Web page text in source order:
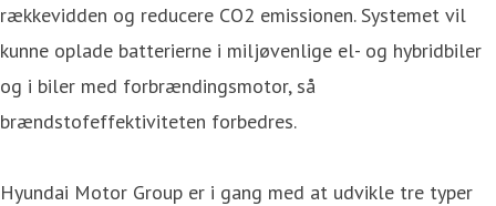
rækkevidden og reducere CO2 emissionen. Systemet vil
kunne oplade batterierne i miljøvenlige el- og hybridbiler
og i biler med forbrændingsmotor, så
brændstofeffektiviteten forbedres.
Hyundai Motor Group er i gang med at udvikle tre typer